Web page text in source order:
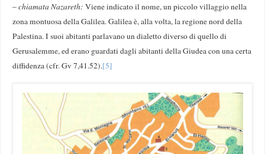
–chiamata Nazareth:Viene indicato il nome, un piccolo villaggio nella
zona montuosa della Galilea. Galilea è, alla volta, la regione nord della
Palestina. I suoi abitanti parlavano un dialetto diverso di quello di
Gerusalemme, ed erano guardati dagli abitanti della Giudea con una certa
diffidenza (cfr. Gv 7,41.52).[5]